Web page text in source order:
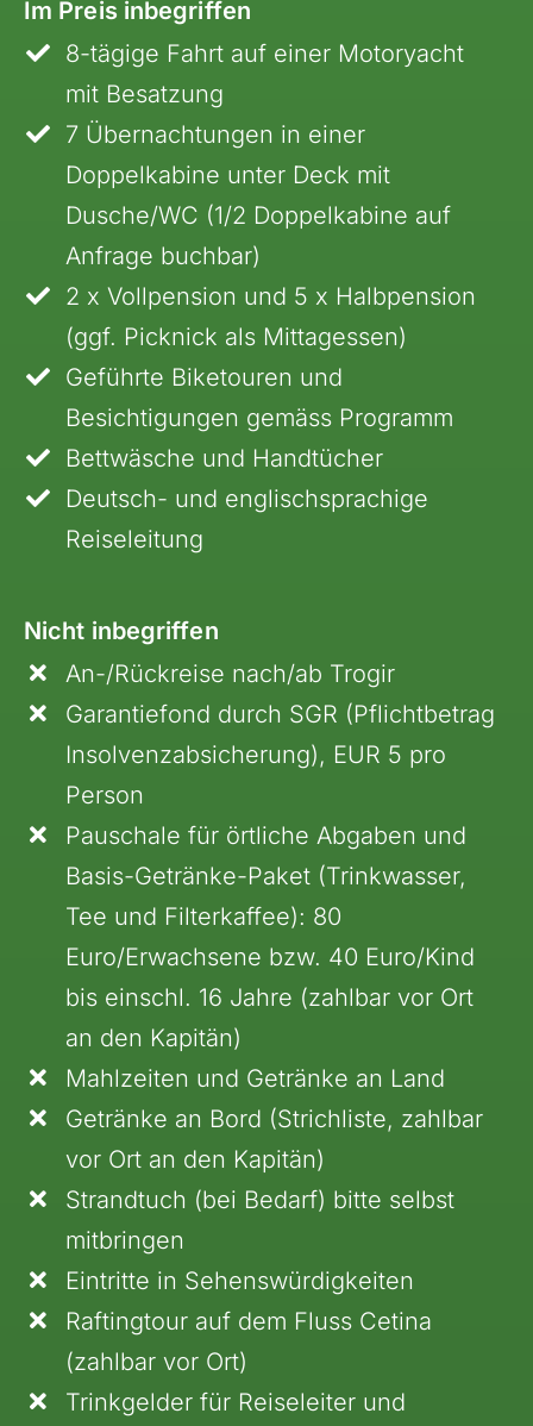
Im Preis inbegriffen
8-tägige Fahrt auf einer Motoryacht
mit Besatzung
7 Übernachtungen in einer
Doppelkabine unter Deck mit
Dusche/WC (1/2 Doppelkabine auf
Anfrage buchbar)
2 x Vollpension und 5 x Halbpension
(ggf. Picknick als Mittagessen)
Geführte Biketouren und
Besichtigungen gemäss Programm
Bettwäsche und Handtücher
Deutsch- und englischsprachige
Reiseleitung
Nicht inbegriffen
An-/Rückreise nach/ab Trogir
Garantiefond durch SGR (Pflichtbetrag
Insolvenzabsicherung), EUR 5 pro
Person
Pauschale für örtliche Abgaben und
Basis-Getränke-Paket (Trinkwasser,
Tee und Filterkaffee): 80
Euro/Erwachsene bzw. 40 Euro/Kind
bis einschl. 16 Jahre (zahlbar vor Ort
an den Kapitän)
Mahlzeiten und Getränke an Land
Getränke an Bord (Strichliste, zahlbar
vor Ort an den Kapitän)
Strandtuch (bei Bedarf) bitte selbst
mitbringen
Eintritte in Sehenswürdigkeiten
Raftingtour auf dem Fluss Cetina
(zahlbar vor Ort)
Trinkgelder für Reiseleiter und
Kapverdische Inseln
Madagaskar
Mauritius
Namibia